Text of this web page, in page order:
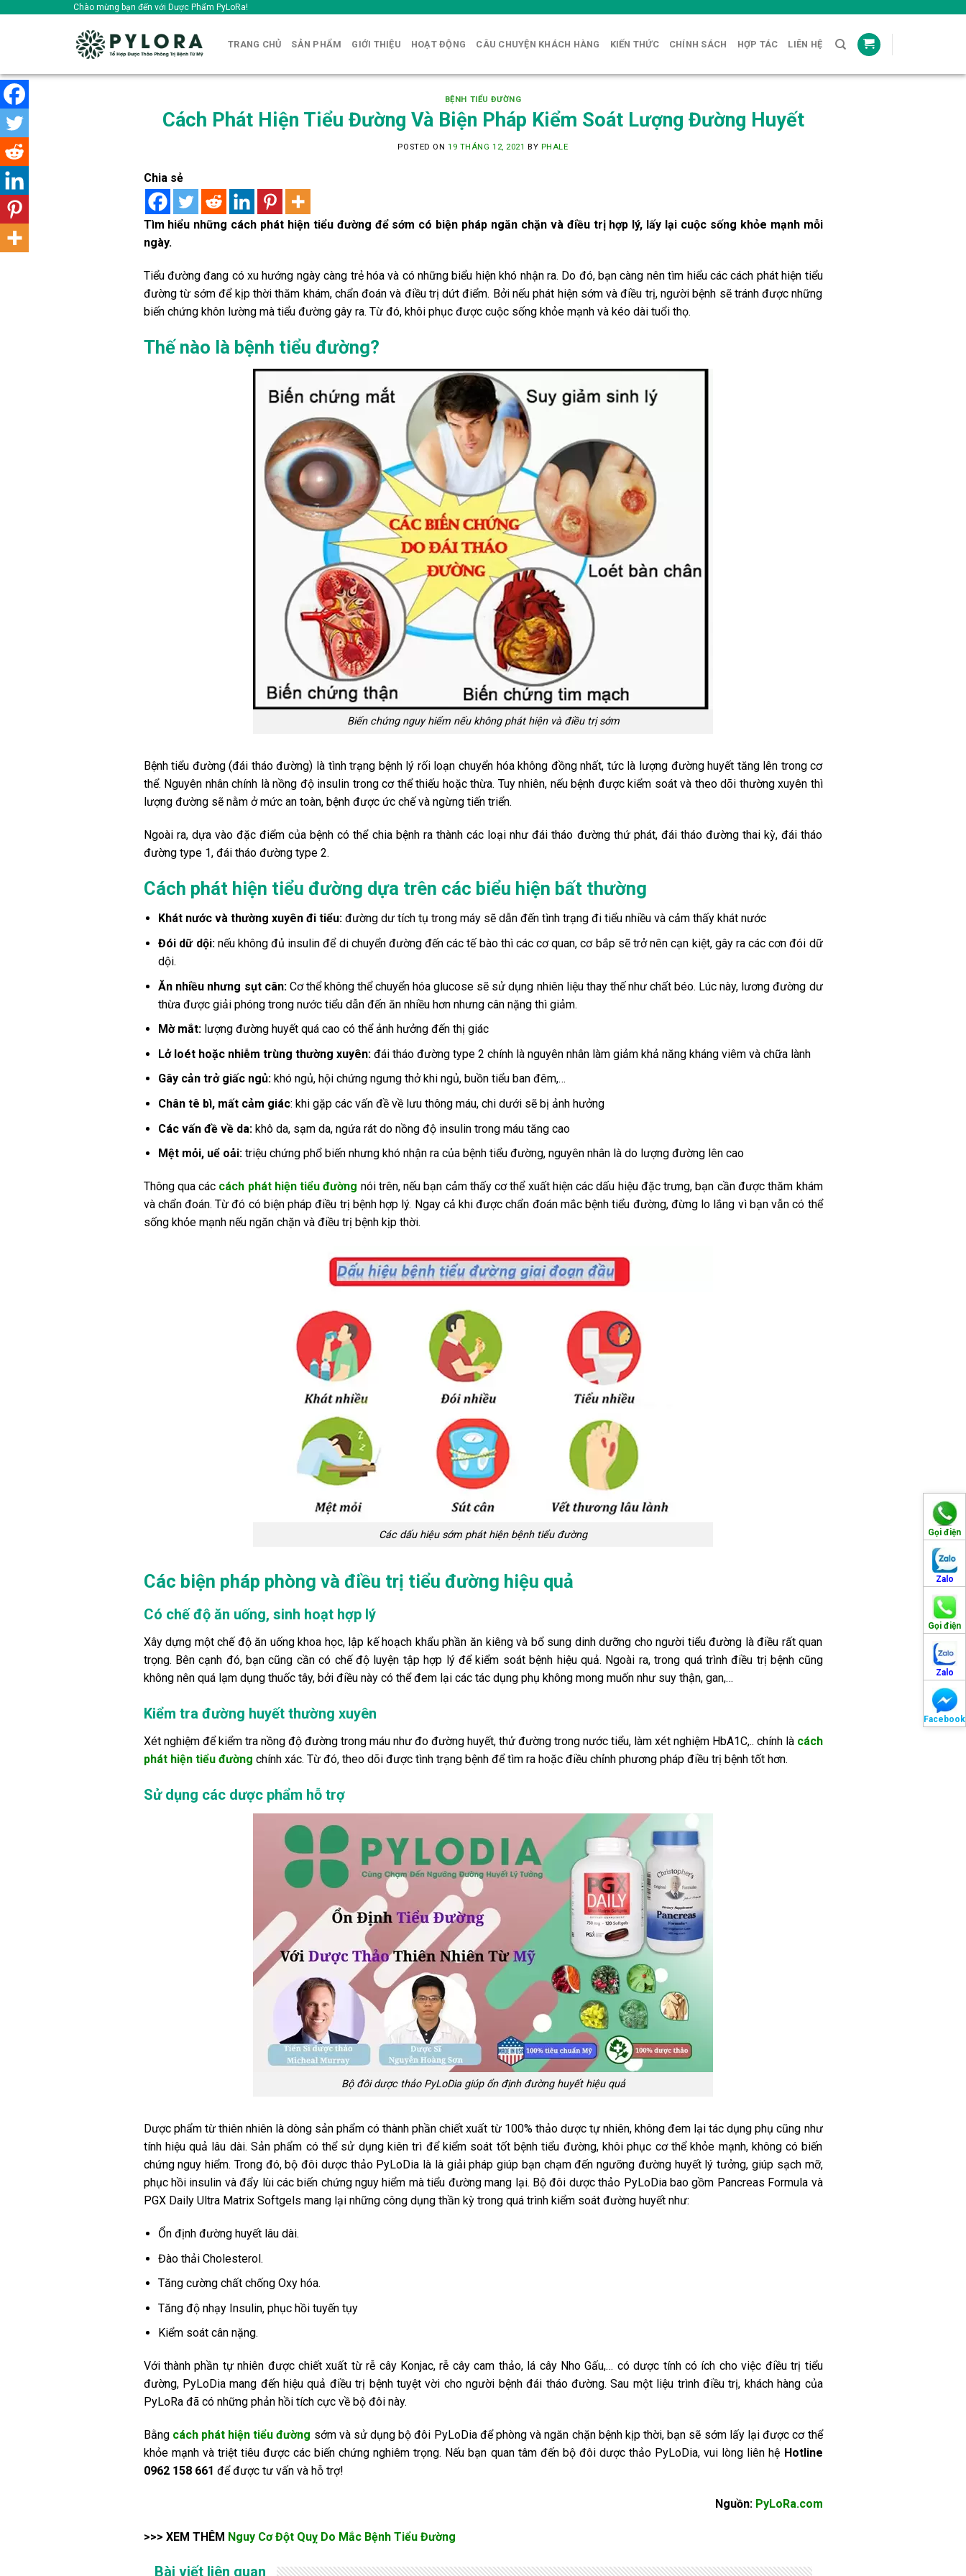
Chào mừng bạn đến với Dược Phẩm PyLoRa!
TRANG CHỦ SẢN PHẨM GIỚI THIỆU HOẠT ĐỘNG CÂU CHUYỆN KHÁCH HÀNG KIẾN THỨC CHÍNH SÁCH HỢP TÁC LIÊN HỆ
Gọi điện
Zalo
Gọi điện
Zalo
Facebook
BỆNH TIỂU ĐƯỜNG
Cách Phát Hiện Tiểu Đường Và Biện Pháp Kiểm Soát Lượng Đường Huyết
POSTED ON 19 THÁNG 12, 2021 BY PHALE
Chia sẻ
Tìm hiểu những cách phát hiện tiểu đường để sớm có biện pháp ngăn chặn và điều trị hợp lý, lấy lại cuộc sống khỏe mạnh mỗi
ngày.
Tiểu đường đang có xu hướng ngày càng trẻ hóa và có những biểu hiện khó nhận ra. Do đó, bạn càng nên tìm hiểu các cách phát hiện tiểu
đường từ sớm để kịp thời thăm khám, chẩn đoán và điều trị dứt điểm. Bởi nếu phát hiện sớm và điều trị, người bệnh sẽ tránh được những
biến chứng khôn lường mà tiểu đường gây ra. Từ đó, khôi phục được cuộc sống khỏe mạnh và kéo dài tuổi thọ.
Thế nào là bệnh tiểu đường?
Biến chứng nguy hiểm nếu không phát hiện và điều trị sớm
Bệnh tiểu đường (đái tháo đường) là tình trạng bệnh lý rối loạn chuyển hóa không đồng nhất, tức là lượng đường huyết tăng lên trong cơ
thể. Nguyên nhân chính là nồng độ insulin trong cơ thể thiếu hoặc thừa. Tuy nhiên, nếu bệnh được kiểm soát và theo dõi thường xuyên thì
lượng đường sẽ nằm ở mức an toàn, bệnh được ức chế và ngừng tiến triển.
Ngoài ra, dựa vào đặc điểm của bệnh có thể chia bệnh ra thành các loại như đái tháo đường thứ phát, đái tháo đường thai kỳ, đái tháo
đường type 1, đái tháo đường type 2.
Cách phát hiện tiểu đường dựa trên các biểu hiện bất thường
Khát nước và thường xuyên đi tiểu: đường dư tích tụ trong máy sẽ dẫn đến tình trạng đi tiểu nhiều và cảm thấy khát nước
Đói dữ dội:nếu không đủ insulin để di chuyển đường đến các tế bào thì các cơ quan, cơ bắp sẽ trở nên cạn kiệt, gây ra các cơn đói dữ
dội.
Ăn nhiều nhưng sụt cân: Cơ thể không thể chuyển hóa glucose sẽ sử dụng nhiên liệu thay thế như chất béo. Lúc này, lương đường dư
thừa được giải phóng trong nước tiểu dẫn đến ăn nhiều hơn nhưng cân nặng thì giảm.
Mờ mắt: lượng đường huyết quá cao có thể ảnh hưởng đến thị giác
Lở loét hoặc nhiễm trùng thường xuyên:đái tháo đường type 2 chính là nguyên nhân làm giảm khả năng kháng viêm và chữa lành
Gây cản trở giấc ngủ: khó ngủ, hội chứng ngưng thở khi ngủ, buồn tiểu ban đêm,…
Chân tê bì, mất cảm giác: khi gặp các vấn đề về lưu thông máu, chi dưới sẽ bị ảnh hưởng
Các vấn đề về da:khô da, sạm da, ngứa rát do nồng độ insulin trong máu tăng cao
Mệt mỏi, uể oải:triệu chứng phổ biến nhưng khó nhận ra của bệnh tiểu đường, nguyên nhân là do lượng đường lên cao
Thông qua các cách phát hiện tiểu đường nói trên, nếu bạn cảm thấy cơ thể xuất hiện các dấu hiệu đặc trưng, bạn cần được thăm khám
và chẩn đoán. Từ đó có biện pháp điều trị bệnh hợp lý. Ngay cả khi được chẩn đoán mắc bệnh tiểu đường, đừng lo lắng vì bạn vẫn có thể
sống khỏe mạnh nếu ngăn chặn và điều trị bệnh kịp thời.
Các dấu hiệu sớm phát hiện bệnh tiểu đường
Các biện pháp phòng và điều trị tiểu đường hiệu quả
Có chế độ ăn uống, sinh hoạt hợp lý
Xây dựng một chế độ ăn uống khoa học, lập kế hoạch khẩu phần ăn kiêng và bổ sung dinh dưỡng cho người tiểu đường là điều rất quan
trọng. Bên cạnh đó, bạn cũng cần có chế độ luyện tập hợp lý để kiểm soát bệnh hiệu quả. Ngoài ra, trong quá trình điều trị bệnh cũng
không nên quá lạm dụng thuốc tây, bởi điều này có thể đem lại các tác dụng phụ không mong muốn như suy thận, gan,…
Kiểm tra đường huyết thường xuyên
Xét nghiệm để kiểm tra nồng độ đường trong máu như đo đường huyết, thử đường trong nước tiểu, làm xét nghiệm HbA1C,.. chính là cách
phát hiện tiểu đường chính xác. Từ đó, theo dõi được tình trạng bệnh để tìm ra hoặc điều chỉnh phương pháp điều trị bệnh tốt hơn.
Sử dụng các dược phẩm hỗ trợ
Bộ đôi dược thảo PyLoDia giúp ổn định đường huyết hiệu quả
Dược phẩm từ thiên nhiên là dòng sản phẩm có thành phần chiết xuất từ 100% thảo dược tự nhiên, không đem lại tác dụng phụ cũng như
tính hiệu quả lâu dài. Sản phẩm có thể sử dụng kiên trì để kiểm soát tốt bệnh tiểu đường, khôi phục cơ thể khỏe mạnh, không có biến
chứng nguy hiểm. Trong đó, bộ đôi dược thảo PyLoDia là là giải pháp giúp bạn chạm đến ngưỡng đường huyết lý tưởng, giúp sạch mỡ,
phục hồi insulin và đẩy lùi các biến chứng nguy hiểm mà tiểu đường mang lại. Bộ đôi dược thảo PyLoDia bao gồm Pancreas Formula và
PGX Daily Ultra Matrix Softgels mang lại những công dụng thần kỳ trong quá trình kiểm soát đường huyết như:
Ổn định đường huyết lâu dài.
Đào thải Cholesterol.
Tăng cường chất chống Oxy hóa.
Tăng độ nhạy Insulin, phục hồi tuyến tụy
Kiểm soát cân nặng.
Với thành phần tự nhiên được chiết xuất từ rễ cây Konjac, rễ cây cam thảo, lá cây Nho Gấu,… có dược tính có ích cho việc điều trị tiểu
đường, PyLoDia mang đến hiệu quả điều trị bệnh tuyệt vời cho người bệnh đái tháo đường. Sau một liệu trình điều trị, khách hàng của
PyLoRa đã có những phản hồi tích cực về bộ đôi này.
Bằng cách phát hiện tiểu đường sớm và sử dụng bộ đôi PyLoDia để phòng và ngăn chặn bệnh kịp thời, bạn sẽ sớm lấy lại được cơ thể
khỏe mạnh và triệt tiêu được các biến chứng nghiêm trọng. Nếu bạn quan tâm đến bộ đôi dược thảo PyLoDia, vui lòng liên hệ Hotline
0962 158 661 để được tư vấn và hỗ trợ!
Nguồn: PyLoRa.com
>>> XEM THÊM Nguy Cơ Đột Quỵ Do Mắc Bệnh Tiểu Đường
Bài viết liên quan